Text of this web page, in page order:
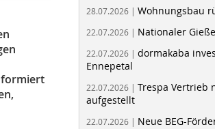
28.07.2026 | Wohnungsbau
22.07.2026 | Nationaler
22.07.2026 | dormakaba
Ennepetal
22.07.2026 | Trespa Vertrieb
aufgestellt
22.07.2026 | Neue BEG-